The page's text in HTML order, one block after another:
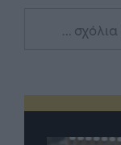
... σχόλια